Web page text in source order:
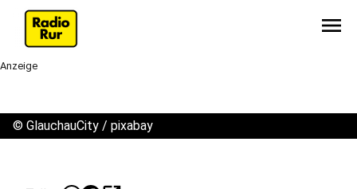
menu
Anzeige
© GlauchauCity / pixabay